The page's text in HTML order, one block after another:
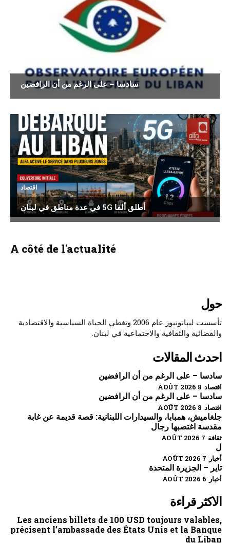
سادسا – على الرغم من أن الرافضين
اقتصاد
أطلق ألفا 5G في عدة مناطق في لبنان
A côté de l'actualité
حول
تأسست ليبانونيوز عام 2006 وتغطي الحياة السياسية والاقتصادية
والقضائية والثقافية والاجتماعية في لبنان.
احدث المقالات
سادسا – على الرغم من أن الرافضين
اقتصاد 8 AOÛT 2026
سادسا – على الرغم من أن الرافضين
اقتصاد 8 AOÛT 2026
جلغاميش، همبابا، والسيدارات اللبنانية: قصة قديمة عن غابة
مقدسة اغتصبها رجال
ثقافة 7 AOÛT 2026
ل
أخبار 7 AOÛT 2026
تاير – الجزيرة المتحدة
أخبار 6 AOÛT 2026
الاكثر قراءة
Les anciens billets de 100 USD toujours valables,
précisent l’ambassade des États Unis et la Banque
du Liban